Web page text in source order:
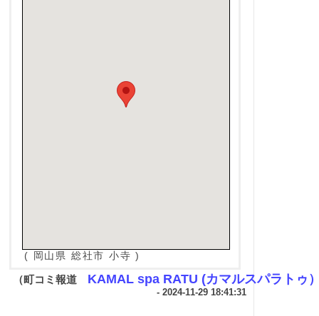
( 岡山県 総社市 小寺 )
（町コミ報道 KAMAL spa RATU (カマルスパラトゥ
- 2024-11-29 18:41:31